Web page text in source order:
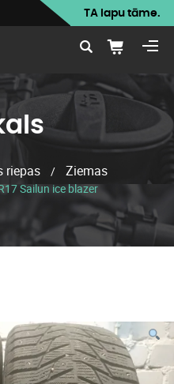
TA lapu tāme.
riepas /
Ziemas
Sailun ice blazer